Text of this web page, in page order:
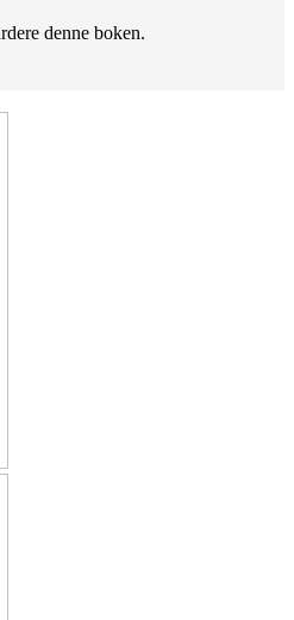
denne boken.